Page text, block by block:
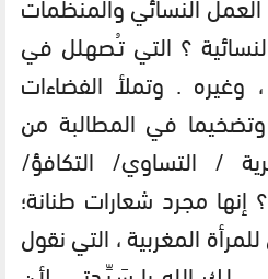
؟ التي تـُصهلل في
وغيره . وتملأ الفضاءات
وتضخيما في المطالبة من
/ التساوي/ التكافؤ/
مجرد شعارات طنانة؛
المغربية ، التي نقول